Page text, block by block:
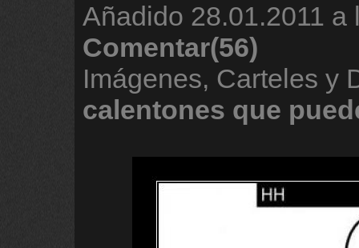
Añadido 28.01.2011 a
Comentar(56)
Imágenes, Carteles y
calentones que